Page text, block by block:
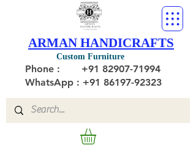
Custom Furniture
ARMAN HANDICRAFTS
Phone : +91 82907-71994
WhatsApp : +91 86197-92323